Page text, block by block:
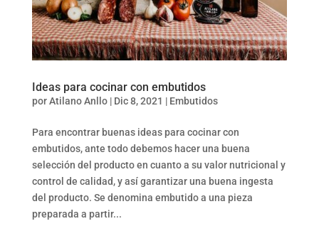
Ideas para cocinar con embutidos
porAtilano Anllo| Dic 8, 2021 | Embutidos
Para encontrar buenas ideas para cocinar con
embutidos, ante todo debemos hacer una buena
selección del producto en cuanto a su valor nutricional y
control de calidad, y así garantizar una buena ingesta
del producto. Se denomina embutido a una pieza
preparada a partir...